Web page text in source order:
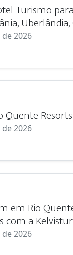
Turismo
2026
Quente Resorts
2026
em Rio
com a Kelvistur
2026